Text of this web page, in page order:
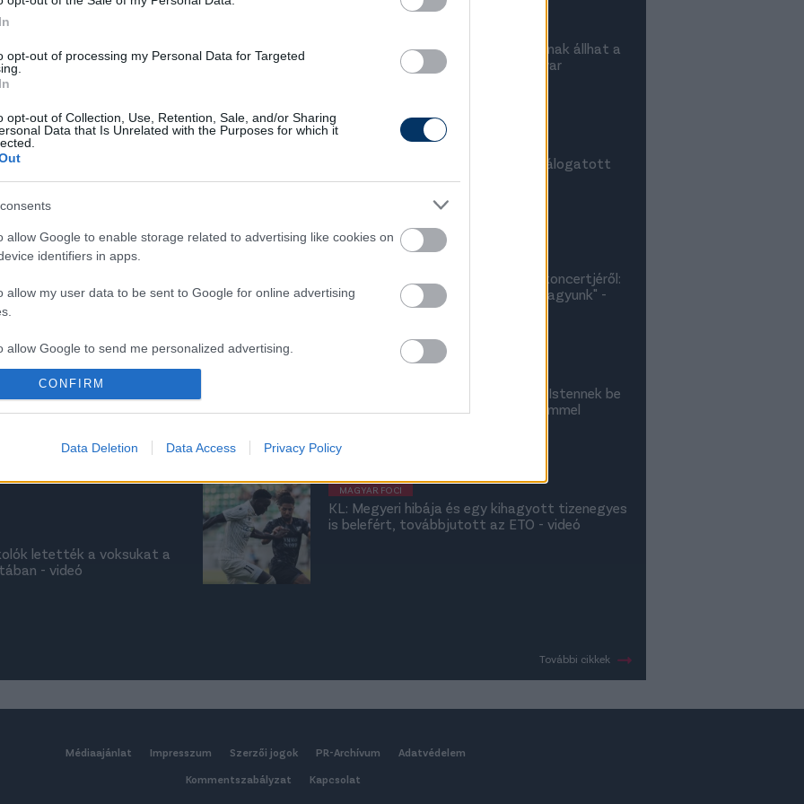
opt-out of processing my Personal Data for Targeted
opt-out of Collection, Use, Retention, Sale, and/or Sharing
Data that Is Unrelated with the Purposes for which it
allow Google to enable storage related to advertising like cookies on
identifiers in apps.
allow my user data to be sent to Google for online advertising
allow Google to send me personalized advertising.
allow Google to enable storage related to analytics like cookies on
identifiers in apps.
allow Google to enable storage related to functionality of the website
allow Google to enable storage related to personalization.
allow Google to enable storage related to security, including
functionality and fraud prevention, and other user protection.
CONFIRM
Data Deletion Data Access Privacy Policy
edzője Borbély Balázst
mindig a barátom lenne az
eddigi főtáblás
hamarosan Varga
lehet - fotó
egyik legjobbja - fotó,
letették a voksukat a
- videó
ETO: Belső feszültség miatt légiósnak állhat a
bajnokság legjobb játékosa, magyar
Állítják: Svédországból igazolhat válogatott
védőt az ETO - így áll az ügye
Az ETO mestere a szurkolók füttykoncertjéről:
"Értsék meg, milyen szituációban vagyunk" -
edzői értékelés
Borbély: "Meleg volt a vége, de hál' Istennek be
tudtuk húzni", Bognár gratulált, Remmel
MAGYAR FOCI
KL: Megyeri hibája és egy kihagyott tizenegyes
is belefért, továbbjutott az ETO - videó
További cikkek
Médiaajánlat Impresszum Szerzői jogok PR-Archívum Adatvédelem
Kommentszabályzat Kapcsolat